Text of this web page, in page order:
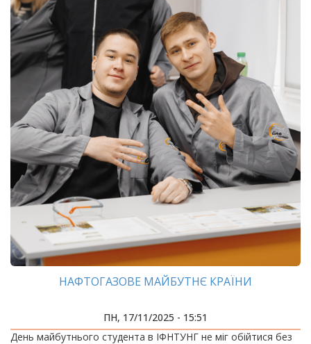
НАФТОГАЗОВЕ МАЙБУТНЄ КРАЇНИ
ПН, 17/11/2025 - 15:51
День майбутнього студента в ІФНТУНГ не міг обійтися без